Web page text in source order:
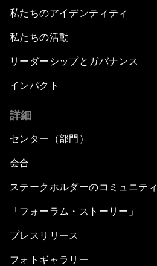
私たちのアイデンティティ
私たちの活動
リーダーシップとガバナンス
インパクト
詳細
センター（部門）
会合
ステークホルダーのコミュニティ
「フォーラム・ストーリー」
プレスリリース
フォトギャラリー